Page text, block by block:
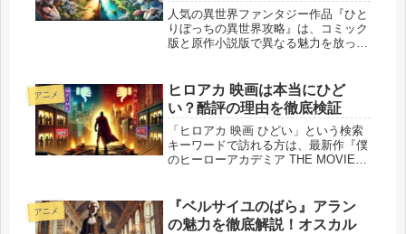
み方
人気の異世界ファンタジー作品『ひと
りぼっちの異世界攻略』は、コミック
版と原作小説版で異なる魅力を放って
ーの表情が印象的で、物語に一層の迫
力を加えています。一方で、原作小説
で...
アニメ
ヒロアカ 映画は本当にひど
い？酷評の理由を徹底検証
「ヒロアカ 映画 ひどい」という検索
キーワードで訪れる方は、最新作『僕
のヒーローアカデミア THE MOVIE
ないでしょうか。SNSやレビューサイ
トには「がっかりした」「...
アニメ
『ベルサイユのばら』アラン
の魅力を徹底解説！オスカル